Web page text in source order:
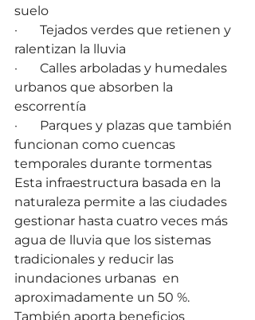
suelo
·       Tejados verdes que retienen y
ralentizan la lluvia
·       Calles arboladas y humedales
urbanos que absorben la
escorrentía
·       Parques y plazas que también
funcionan como cuencas
temporales durante tormentas
Esta infraestructura basada en la
naturaleza permite a las ciudades
gestionar hasta cuatro veces más
agua de lluvia que los sistemas
tradicionales y reducir las
inundaciones urbanas  en
aproximadamente un 50 %.
También aporta beneficios